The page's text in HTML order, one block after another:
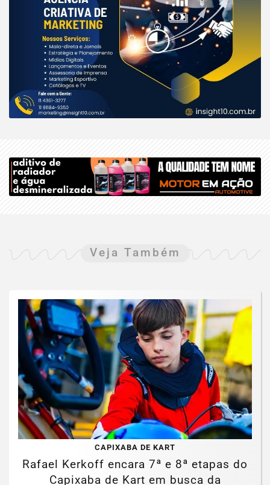
Veja Também
CAPIXABA DE KART
Rafael Kerkoff encara 7ª e 8ª etapas do
Capixaba de Kart em busca da